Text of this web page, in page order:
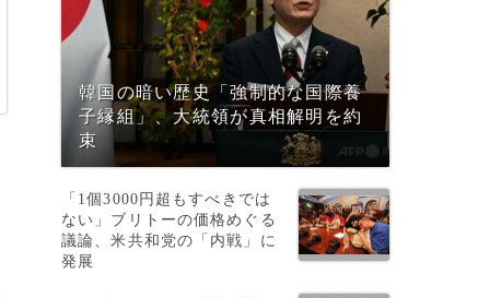
韓国の暗い歴史「強制的な国際養
子縁組」、大統領が真相解明を約
束
「1個3000円超もすべきでは
ない」ブリトーの価格めぐる
議論、米共和党の「内戦」に
発展